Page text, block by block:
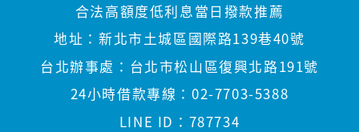
合法高額度低利息當日撥款推薦
地址：新北市土城區國際路139巷40號
台北辦事處： 台北市松山區復興北路191號
24小時借款專線：02-7703-5388
LINE ID： 787734